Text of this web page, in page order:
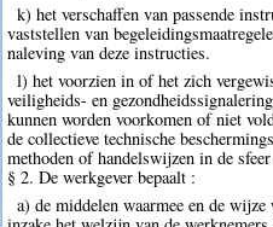
k) het verschaffen van passende
vaststellen van
naleving van deze instructies.
l) het voorzien in of het zich
veiligheids- en
kunnen worden voorkomen of niet
de collectieve technische
methoden of handelswijzen in de
§ 2. De werkgever bepaalt :
a) de middelen waarmee en de